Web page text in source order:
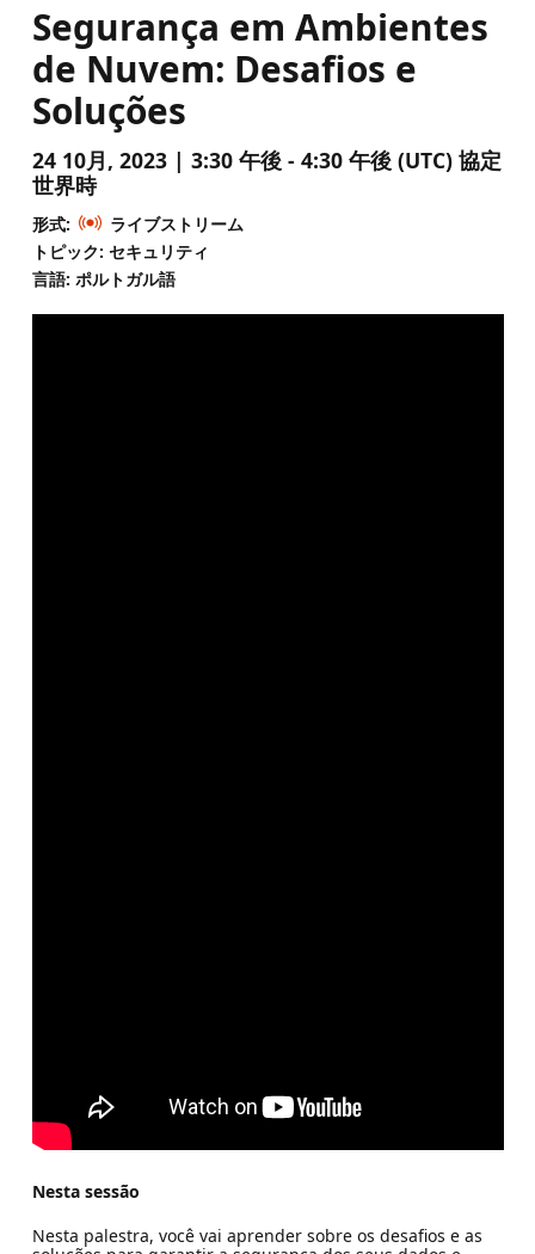
Segurança em Ambientes
de Nuvem: Desafios e
Soluções
24 10月, 2023 | 3:30 午後 - 4:30 午後 (UTC) 協定
世界時
形式:
ライブストリーム
トピック: セキュリティ
言語: ポルトガル語
Nesta sessão
Nesta palestra, você vai aprender sobre os desafios e as